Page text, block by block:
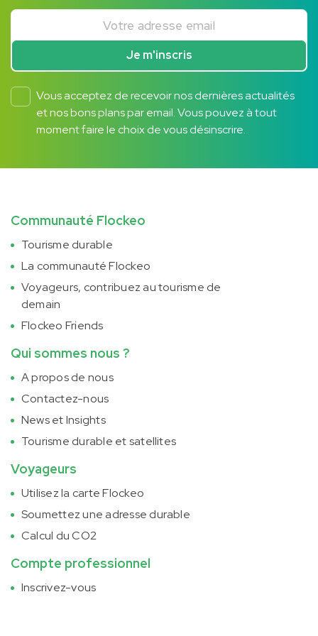
Votre adresse email
Je m'inscris
Vous acceptez de recevoir nos dernières actualités
et nos bons plans par email. Vous pouvez à tout
moment faire le choix de vous désinscrire.
Communauté Flockeo
Tourisme durable
La communauté Flockeo
Voyageurs, contribuez au tourisme de
demain
Flockeo Friends
Qui sommes nous ?
A propos de nous
Contactez-nous
News et Insights
Tourisme durable et satellites
Voyageurs
Utilisez la carte Flockeo
Soumettez une adresse durable
Calcul du CO2
Compte professionnel
Inscrivez-vous